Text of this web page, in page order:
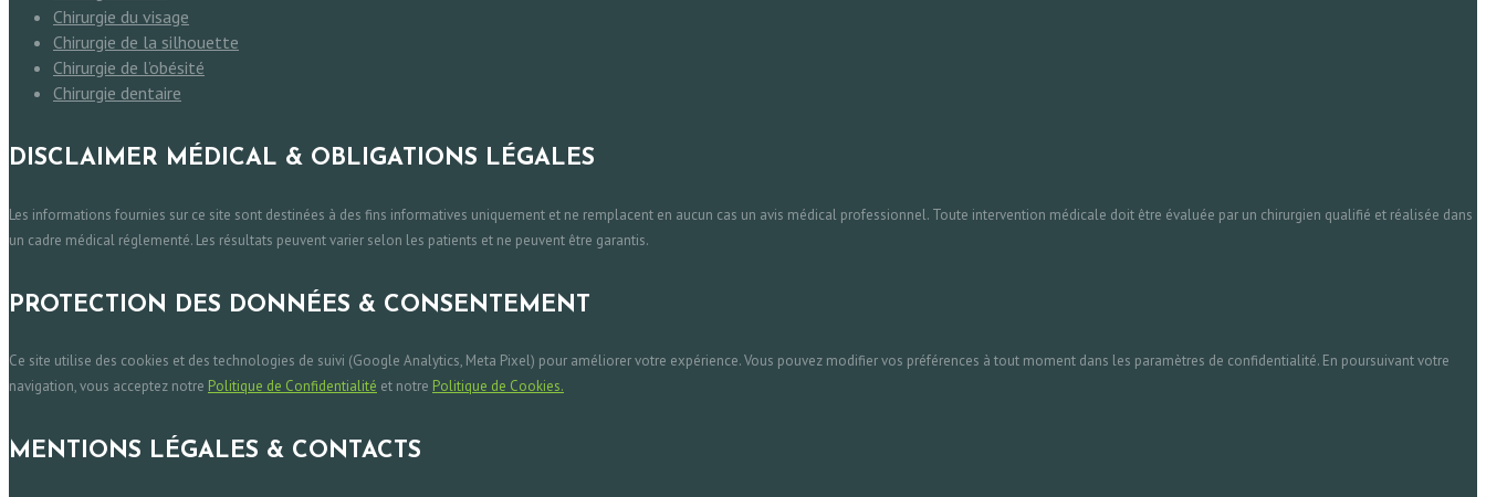
Chirurgie du visage
Chirurgie de la silhouette
Chirurgie de l’obésité
Chirurgie dentaire
DISCLAIMER MÉDICAL & OBLIGATIONS LÉGALES
Les informations fournies sur ce site sont destinées à des fins informatives uniquement et ne remplacent en aucun cas un avis médical professionnel. Toute intervention médicale doit être évaluée par un chirurgien qualifié et réalisée dans
un cadre médical réglementé. Les résultats peuvent varier selon les patients et ne peuvent être garantis.
PROTECTION DES DONNÉES & CONSENTEMENT
Ce site utilise des cookies et des technologies de suivi (Google Analytics, Meta Pixel) pour améliorer votre expérience. Vous pouvez modifier vos préférences à tout moment dans les paramètres de confidentialité. En poursuivant votre
navigation, vous acceptez notre Politique de Confidentialité et notre Politique de Cookies.
MENTIONS LÉGALES & CONTACTS